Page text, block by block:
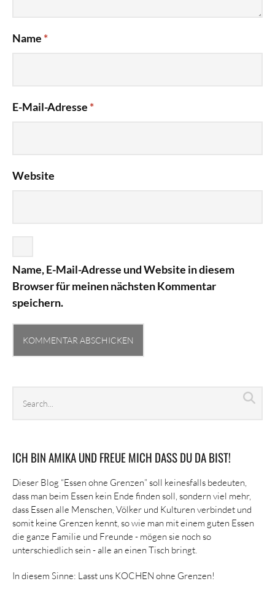
Name *
E-Mail-Adresse *
Website
Name, E-Mail-Adresse und Website in diesem
Browser für meinen nächsten Kommentar
speichern.
archives
ICH BIN AMIKA UND FREUE MICH DASS DU DA BIST!
Dieser Blog “Essen ohne Grenzen” soll keinesfalls bedeuten,
dass man beim Essen kein Ende finden soll, sondern viel mehr,
dass Essen alle Menschen, Völker und Kulturen verbindet und
somit keine Grenzen kennt, so wie man mit einem guten Essen
die ganze Familie und Freunde - mögen sie noch so
unterschiedlich sein - alle an einen Tisch bringt.
In diesem Sinne: Lasst uns KOCHEN ohne Grenzen!